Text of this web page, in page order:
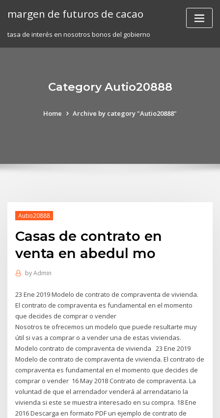
margen de futuros de cacao
tasa de interés en nosotros bonos del gobierno
Category Autio20888
Home Archive by category "Autio20888"
Autio20888
Casas de contrato en
venta en abedul mo
byAdmin
23 Ene 2019 Modelo de contrato de compraventa de vivienda.
El contrato de compraventa es fundamental en el momento
que decides de comprar o vender
Nosotros te ofrecemos un modelo que puede resultarte muy
útil si vas a comprar o a vender una de estas viviendas.
Modelo contrato de compraventa de vivienda 23 Ene 2019
Modelo de contrato de compraventa de vivienda. El contrato de
compraventa es fundamental en el momento que decides de
comprar o vender 16 May 2018 Contrato de compraventa. La
voluntad de que el arrendador venderá al arrendatario la
vivienda si este se muestra interesado en su compra. 18 Ene
2016 Descarga en formato PDF un ejemplo de contrato de